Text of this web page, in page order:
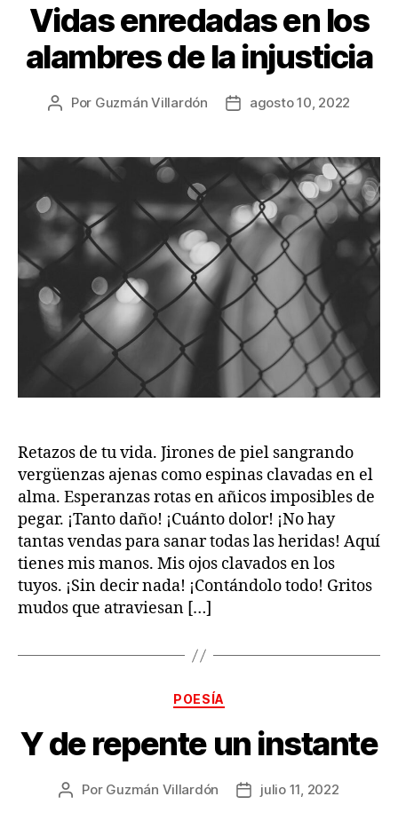
Vidas enredadas en los
alambres de la injusticia
Autor
publicación
Por Guzmán Villardón
Fecha
publicación
agosto 10, 2022
Retazos de tu vida. Jirones de piel sangrando
vergüenzas ajenas como espinas clavadas en el
alma. Esperanzas rotas en añicos imposibles de
pegar. ¡Tanto daño! ¡Cuánto dolor! ¡No hay
tantas vendas para sanar todas las heridas! Aquí
tienes mis manos. Mis ojos clavados en los
tuyos. ¡Sin decir nada! ¡Contándolo todo! Gritos
mudos que atraviesan […]
Categorías
POESÍA
Y de repente un instante
Autor
Por Guzmán Villardón
Fechajulio 11, 2022